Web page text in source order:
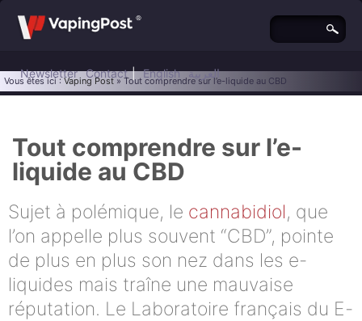
Newsletter Contact | English العربية
Vous êtes ici :Vaping Post» Tout comprendre sur l’e-liquide au CBD
Tout comprendre sur l’e-
liquide au CBD
Sujet à polémique, le cannabidiol, que
l’on appelle plus souvent “CBD”, pointe
de plus en plus son nez dans les e-
liquides mais traîne une mauvaise
réputation. Le Laboratoire français du E-